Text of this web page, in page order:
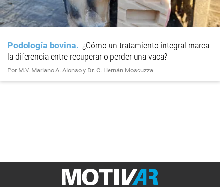
Podología bovina
¿Cómo un tratamiento integral marca
la diferencia entre recuperar o perder una vaca?
Por M.V. Mariano A. Alonso y Dr. C. Hernán Moscuzza